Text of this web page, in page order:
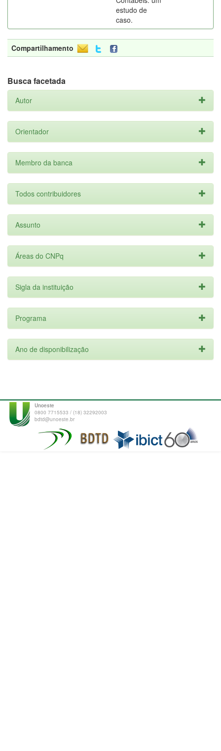
estudo de
caso.
Compartilhamento
Busca facetada
Autor
Orientador
Membro da banca
Todos contribuidores
Assunto
Áreas do CNPq
Sigla da instituição
Programa
Ano de disponibilização
Unoeste
0800 7715533 / (18) 32292003
bdtd@unoeste.br